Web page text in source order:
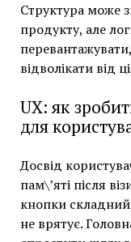
Структура може
продукту, але
відволікати від
UX: як
для
Досвід
пам\’яті після
кнопки
не врятує.